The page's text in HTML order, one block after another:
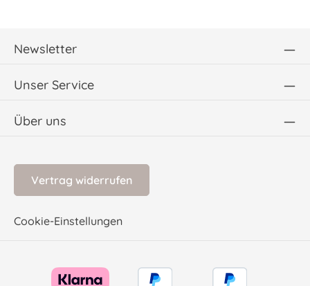
Newsletter
Unser Service
Über uns
Vertrag widerrufen
Cookie-Einstellungen